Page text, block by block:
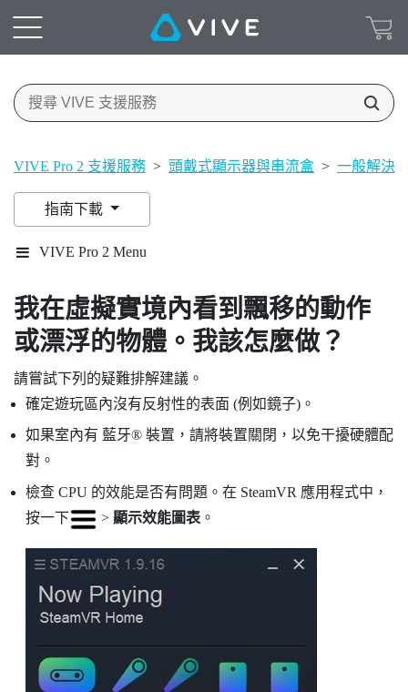
VIVE Pro 2 支援服務 > 頭戴式顯示器與串流盒 > 一般解決
指南下載
VIVE Pro 2 Menu
我在虛擬實境內看到飄移的動作
或漂浮的物體。我該怎麼做？
請嘗試下列的疑難排解建議。
確定遊玩區內沒有反射性的表面 (例如鏡子)。
如果室內有 藍牙®裝置，請將裝置關閉，以免干擾硬體配
對。
檢查 CPU 的效能是否有問題。在 SteamVR 應用程式中，
按一下
> 顯示效能圖表。